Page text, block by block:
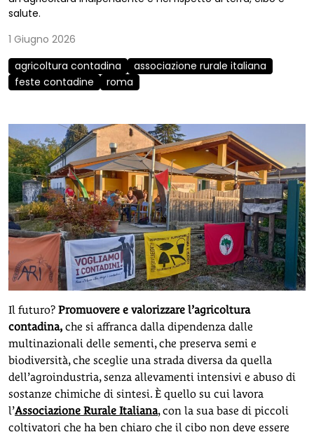
salute.
1 Giugno 2026
agricoltura contadina
associazione rurale italiana
feste contadine
roma
Il futuro? Promuovere e valorizzare l’agricoltura
contadina, che si affranca dalla dipendenza dalle
multinazionali delle sementi, che preserva semi e
biodiversità, che sceglie una strada diversa da quella
dell’agroindustria, senza allevamenti intensivi e abuso di
sostanze chimiche di sintesi. È quello su cui lavora
l’Associazione Rurale Italiana, con la sua base di piccoli
coltivatori che ha ben chiaro che il cibo non deve essere